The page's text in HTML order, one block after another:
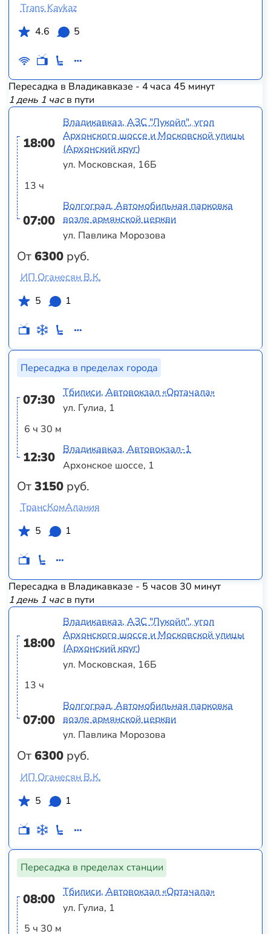
Trans Kavkaz
4.6
5
Пересадка в Владикавказе - 4 часа 45 минут
1 день 1 часв пути
18:00
13 ч
07:00
От6300 руб.
Владикавказ, АЗС "Лукойл", угол
Архонского шоссе и Московской улицы
(Архонский круг)
ул. Московская, 16Б
Волгоград, Автомобильная парковка
возле армянской церкви
ул. Павлика Морозова
ИП Оганесян В.К.
5
1
Пересадка в пределах города
07:30
6 ч 30 м
12:30
От3150 руб.
Тбилиси, Автовокзал «Ортачала»
ул. Гулиа, 1
Владикавказ, Автовокзал-1
Архонское шоссе, 1
ТрансКомАлания
5
1
Пересадка в Владикавказе - 5 часов 30 минут
1 день 1 часв пути
18:00
13 ч
07:00
От6300 руб.
Владикавказ, АЗС "Лукойл", угол
Архонского шоссе и Московской улицы
(Архонский круг)
ул. Московская, 16Б
Волгоград, Автомобильная парковка
возле армянской церкви
ул. Павлика Морозова
ИП Оганесян В.К.
5
1
Пересадка в пределах станции
08:00
5 ч 30 м
Тбилиси, Автовокзал «Ортачала»
ул. Гулиа, 1